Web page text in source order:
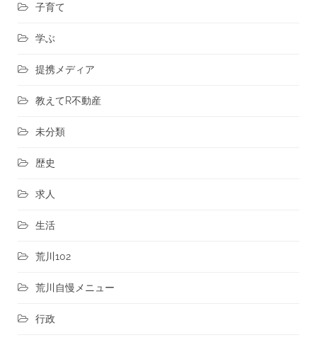
子育て
学ぶ
提携メディア
教えてR不動産
未分類
歴史
求人
生活
荒川102
荒川自慢メニュー
行政